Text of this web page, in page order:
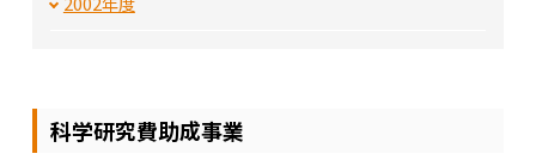
科学研究費助成事業